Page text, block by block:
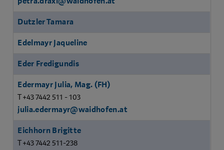
Dutzler Tamara
Edelmayr Jaqueline
Eder Fredigundis
Edermayr Julia, Mag. (FH)
T +43 7442 511 - 103
julia.edermayr@waidhofen.at
Eichhorn Brigitte
T +43 7442 511-238